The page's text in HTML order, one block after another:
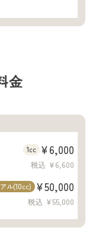
⾦
1cc ¥6,000
税込 ¥6,600
ル(10cc) ¥50,000
税込 ¥55,000